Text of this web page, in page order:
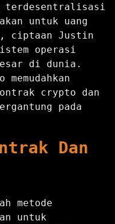
terdesentralisasi
untuk uang
ciptaan Justin
operasi
di dunia.
crypto dan
pada
Dan
metode
untuk